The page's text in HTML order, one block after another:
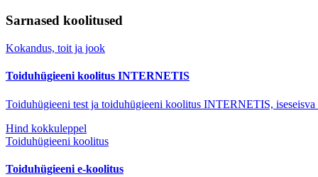
Sarnased koolitused
Kokandus, toit ja jook
Toiduhügieeni koolitus INTERNETIS
Toiduhügieeni test ja toiduhügieeni koolitus INTERNETIS, iseseisva
Hind kokkuleppel
Toiduhügieeni koolitus
Toiduhügieeni e-koolitus